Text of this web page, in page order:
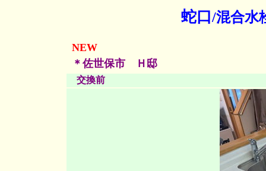
蛇口 /混合水
NEW
＊佐世保市 Ｈ邸
交換前